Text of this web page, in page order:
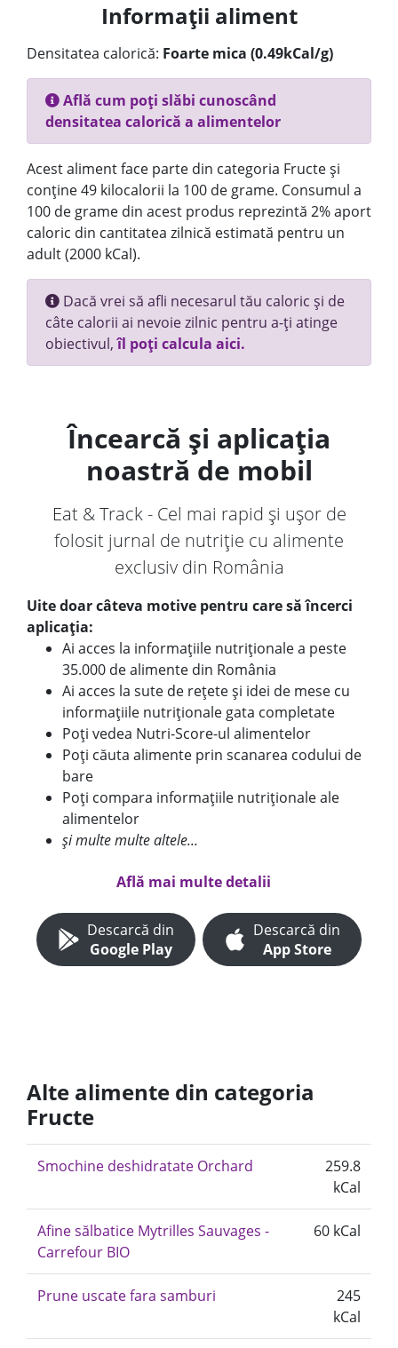
Informații aliment
Densitatea calorică: Foarte mica (0.49kCal/g)
Află cum poți slăbi cunoscând
densitatea calorică a alimentelor
Acest aliment face parte din categoria Fructe și
conține 49 kilocalorii la 100 de grame. Consumul a
100 de grame din acest produs reprezintă 2% aport
caloric din cantitatea zilnică estimată pentru un
adult (2000 kCal).
Dacă vrei să afli necesarul tău caloric și de
câte calorii ai nevoie zilnic pentru a-ți atinge
obiectivul,îl poți calcula aici.
Încearcă și aplicația
noastră de mobil
Eat & Track - Cel mai rapid și ușor de
folosit jurnal de nutriție cu alimente
exclusiv din România
Uite doar câteva motive pentru care să încerci
aplicația:
Ai acces la informațiile nutriționale a peste
35.000 de alimente din România
Ai acces la sute de rețete și idei de mese cu
informațiile nutriționale gata completate
Poți vedea Nutri-Score-ul alimentelor
Poți căuta alimente prin scanarea codului de
bare
Poți compara informațiile nutriționale ale
alimentelor
și multe multe altele...
Află mai multe detalii
Descarcă din
Google Play
Descarcă din
App Store
Alte alimente din categoria
Fructe
Smochine deshidratate Orchard
259.8
kCal
Afine sălbatice Mytrilles Sauvages -
Carrefour BIO
60 kCal
Prune uscate fara samburi
245
kCal